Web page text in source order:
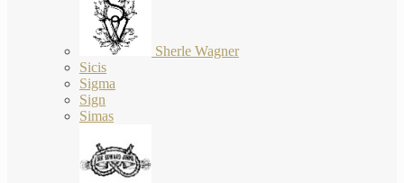
Sherle Wagner
Sicis
Sigma
Sign
Simas